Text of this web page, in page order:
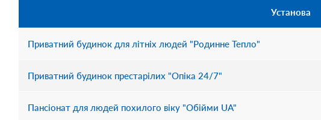
Установа
Приватний будинок для літніх людей "Родинне Тепло"
Приватний будинок престарілих "Опіка 24/7"
Пансіонат для людей похилого віку "Обійми UA"